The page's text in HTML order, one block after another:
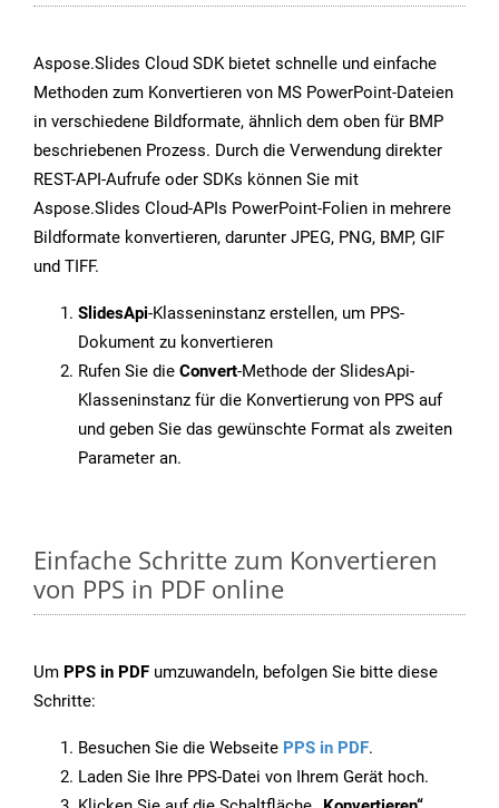
Aspose.Slides Cloud SDK bietet schnelle und einfache
Methoden zum Konvertieren von MS PowerPoint-Dateien
in verschiedene Bildformate, ähnlich dem oben für BMP
beschriebenen Prozess. Durch die Verwendung direkter
REST-API-Aufrufe oder SDKs können Sie mit
Aspose.Slides Cloud-APIs PowerPoint-Folien in mehrere
Bildformate konvertieren, darunter JPEG, PNG, BMP, GIF
und TIFF.
SlidesApi-Klasseninstanz erstellen, um PPS-
Dokument zu konvertieren
Rufen Sie die Convert-Methode der SlidesApi-
Klasseninstanz für die Konvertierung von PPS auf
und geben Sie das gewünschte Format als zweiten
Parameter an.
Einfache Schritte zum Konvertieren
von PPS in PDF online
Um PPS in PDF umzuwandeln, befolgen Sie bitte diese
Schritte:
Besuchen Sie die Webseite PPS in PDF.
Laden Sie Ihre PPS-Datei von Ihrem Gerät hoch.